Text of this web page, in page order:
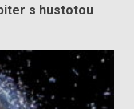
s hustotou